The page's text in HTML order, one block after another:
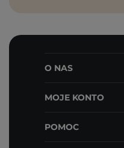
O NAS
MOJE KONTO
POMOC